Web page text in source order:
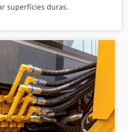
superfícies duras.